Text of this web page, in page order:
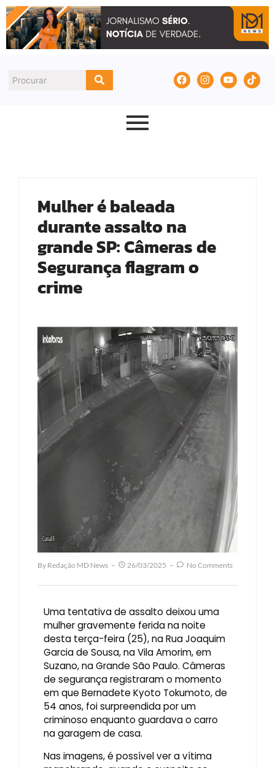
Mulher é baleada
durante assalto na
grande SP: Câmeras de
Segurança flagram o
crime
By Redação MD News 26/03/2025 No Comments
Uma tentativa de assalto deixou uma
mulher gravemente ferida na noite
desta terça-feira (25), na Rua Joaquim
Garcia de Sousa, na Vila Amorim, em
Suzano, na Grande São Paulo. Câmeras
de segurança registraram o momento
em que Bernadete Kyoto Tokumoto, de
54 anos, foi surpreendida por um
criminoso enquanto guardava o carro
na garagem de casa.
Nas imagens, é possível ver a vítima